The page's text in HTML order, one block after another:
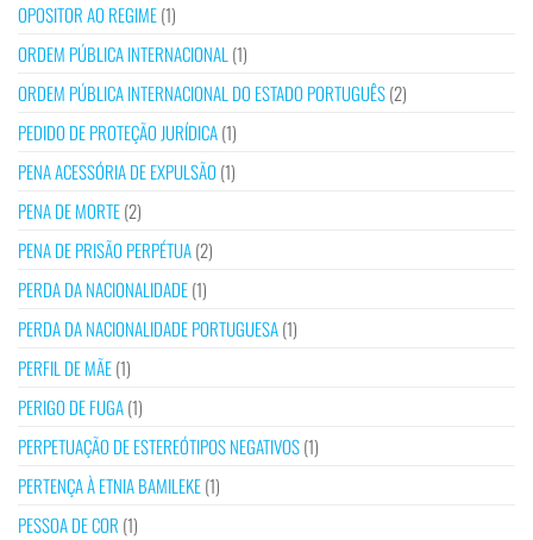
OPOSITOR AO REGIME(1)
ORDEM PÚBLICA INTERNACIONAL (1)
ORDEM PÚBLICA INTERNACIONAL DO ESTADO PORTUGUÊS(2)
PEDIDO DE PROTEÇÃO JURÍDICA(1)
PENA ACESSÓRIA DE EXPULSÃO (1)
PENA DE MORTE(2)
PENA DE PRISÃO PERPÉTUA(2)
PERDA DA NACIONALIDADE(1)
PERDA DA NACIONALIDADE PORTUGUESA(1)
PERFIL DE MÃE(1)
PERIGO DE FUGA(1)
PERPETUAÇÃO DE ESTEREÓTIPOS NEGATIVOS(1)
PERTENÇA À ETNIA BAMILEKE(1)
PESSOA DE COR (1)